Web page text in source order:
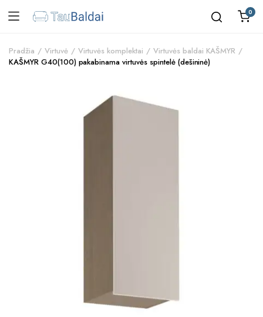
0
Pradžia Virtuvė Virtuvės komplektai
Virtuvės baldai KAŠMYR
KAŠMYR G40(100) pakabinama virtuvės spintelė (dešininė)